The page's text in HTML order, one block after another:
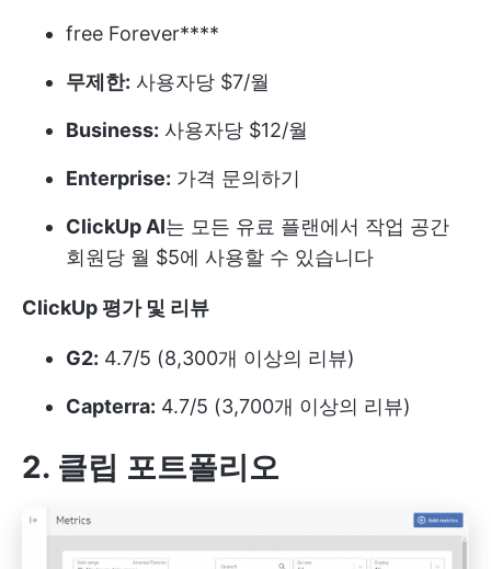
free Forever****
무제한: 사용자당 $7/월
Business: 사용자당 $12/월
Enterprise: 가격 문의하기
ClickUp AI는 모든 유료 플랜에서 작업 공간
회원당 월 $5에 사용할 수 있습니다
ClickUp 평가 및 리뷰
G2: 4.7/5 (8,300개 이상의 리뷰)
Capterra: 4.7/5 (3,700개 이상의 리뷰)
2. 클립 포트폴리오